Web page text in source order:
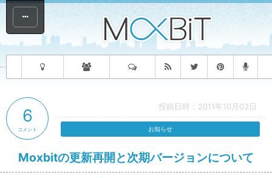
投稿日時：2011年10月03日
Moxbitの更新再開と次期バージョンについて
6
コメント お知らせ